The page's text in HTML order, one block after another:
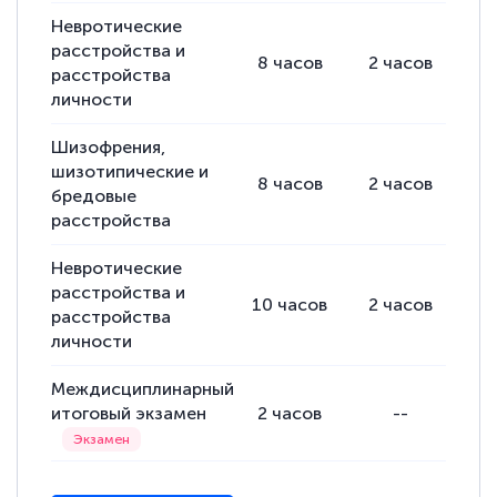
подготовиться к тестированию. Это
книги, методические рекомендации,
статьи. Времени на подготовку
аттестацию в школе. Спасибо!
Знаток города 2 уровня
12 марта 2026
вежливое сопровождение! Всё чётко и
понятно! Проходила повышение
Невротические
расстройства и
расстройства
личности
8 часов 2 часов
Шизофрения,
шизотипические и
бредовые
расстройства
8 часов 2 часов
Невротические
расстройства и
расстройства
личности
10 часов 2 часов
Междисциплинарный
итоговый экзамен
2 часов --